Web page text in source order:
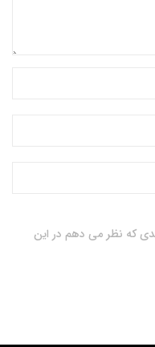
که نظر می دهم در این